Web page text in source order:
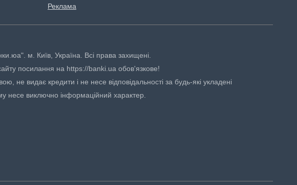
Реклама
м. Київ, Україна. Всі права захищені.
посилання на https://banki.ua обов'язкове!
не видає кредити і не несе відповідальності за будь-які укладені
несе виключно інформаційний характер.